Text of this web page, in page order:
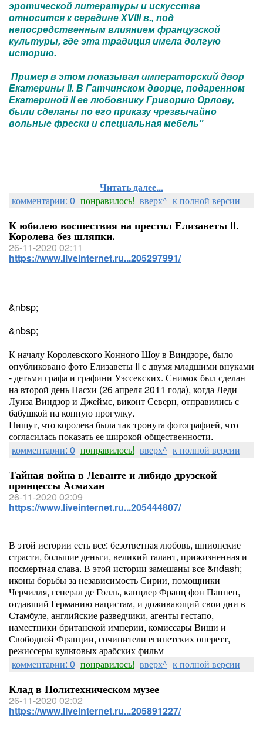
эротической литературы и искусства
относится к середине XVIII в., под
непосредственным влиянием французской
культуры, где эта традиция имела долгую
историю.
Пример в этом показывал императорский двор
Екатерины II. В Гатчинском дворце, подаренном
Екатериной II ее любовнику Григорию Орлову,
были сделаны по его приказу чрезвычайно
вольные фрески и специальная мебель"
Читать далее...
комментарии: 0 понравилось! вверх^ к полной версии
К юбилею восшествия на престол Елизаветы II.
Королева без шляпки.
26-11-2020 02:11
https://www.liveinternet.ru...205297991/
&nbsp;
&nbsp;
К началу Королевского Конного Шоу в Виндзоре, было
опубликовано фото Елизаветы II с двумя младшими внуками
- детьми графа и графини Уэссекских. Снимок был сделан
на второй день Пасхи (26 апреля 2011 года), когда Леди
Луиза Виндзор и Джеймс, виконт Северн, отправились с
бабушкой на конную прогулку.
Пишут, что королева была так тронута фотографией, что
согласилась показать ее широкой общественности.
комментарии: 0 понравилось! вверх^ к полной версии
Тайная война в Леванте и либидо друзской
принцессы Асмахан
26-11-2020 02:09
https://www.liveinternet.ru...205444807/
В этой истории есть все: безответная любовь, шпионские
страсти, большие деньги, великий талант, прижизненная и
посмертная слава. В этой истории замешаны все &ndash;
иконы борьбы за независимость Сирии, помощники
Черчилля, генерал де Голль, канцлер Франц фон Паппен,
отдавший Германию нацистам, и доживающий свои дни в
Стамбуле, английские разведчики, агенты гестапо,
наместники британской империи, комиссары Виши и
Свободной Франции, сочинители египетских оперетт,
режиссеры культовых арабских фильм
комментарии: 0 понравилось! вверх^ к полной версии
Клад в Политехническом музее
26-11-2020 02:02
https://www.liveinternet.ru...205891227/